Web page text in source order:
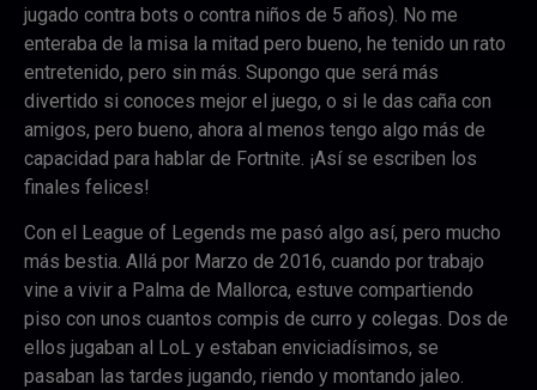
jugado contra bots o contra niños de 5 años). No me
enteraba de la misa la mitad pero bueno, he tenido un rato
entretenido, pero sin más. Supongo que será más
divertido si conoces mejor el juego, o si le das caña con
amigos, pero bueno, ahora al menos tengo algo más de
capacidad para hablar de Fortnite. ¡Así se escriben los
finales felices!
Con el League of Legends me pasó algo así, pero mucho
más bestia. Allá por Marzo de 2016, cuando por trabajo
vine a vivir a Palma de Mallorca, estuve compartiendo
piso con unos cuantos compis de curro y colegas. Dos de
ellos jugaban al LoL y estaban enviciadísimos, se
pasaban las tardes jugando, riendo y montando jaleo.